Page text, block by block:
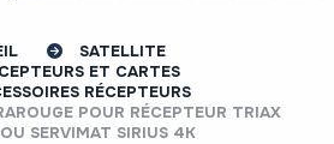
SATELLITE
ET CARTES
RÉCEPTEURS
POUR RÉCEPTEUR TRIAX
SERVIMAT SIRIUS 4K